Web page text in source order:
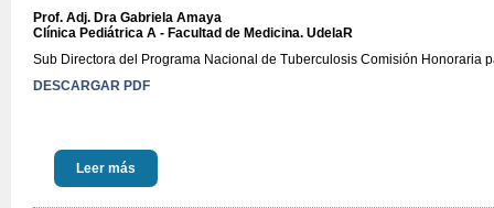
Prof. Adj. Dra Gabriela Amaya
Clínica Pediátrica A - Facultad de Medicina. UdelaR
Sub Directora del Programa Nacional de Tuberculosis Comisión Honoraria
DESCARGAR PDF
Leer más